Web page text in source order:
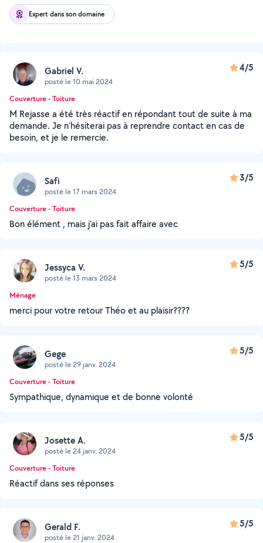
Expert dans son domaine
Gabriel V.
posté le 10 mai 2024
4/5
Couverture - Toiture
M Rejasse a été très réactif en répondant tout de suite à ma
demande. Je n'hésiterai pas à reprendre contact en cas de
besoin, et je le remercie.
Safi
posté le 17 mars 2024
3/5
Couverture - Toiture
Bon élément , mais j'ai pas fait affaire avec
Jessyca V.
posté le 13 mars 2024
5/5
Ménage
merci pour votre retour Théo et au plaisir????
Gege
posté le 29 janv. 2024
5/5
Couverture - Toiture
Sympathique, dynamique et de bonne volonté
Josette A.
posté le 24 janv. 2024
5/5
Couverture - Toiture
Réactif dans ses réponses
Gerald F.
posté le 21 janv. 2024
5/5